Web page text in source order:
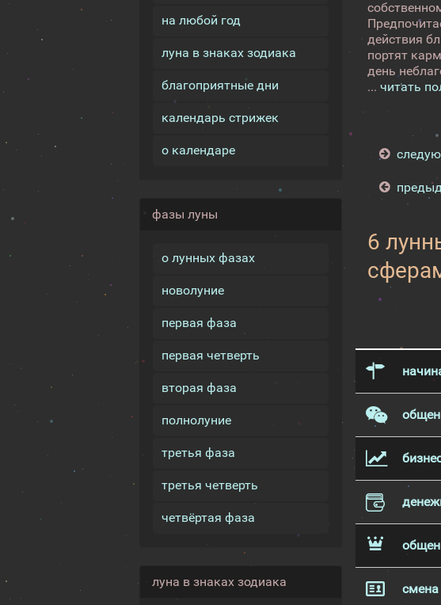
на любой год
луна в знаках зодиака
благоприятные дни
календарь стрижек
о календаре
фазы луны
о лунных фазах
новолуние
первая фаза
первая четверть
вторая фаза
полнолуние
третья фаза
третья четверть
четвёртая фаза
луна в знаках зодиака
действия
портят
день
...читать
6